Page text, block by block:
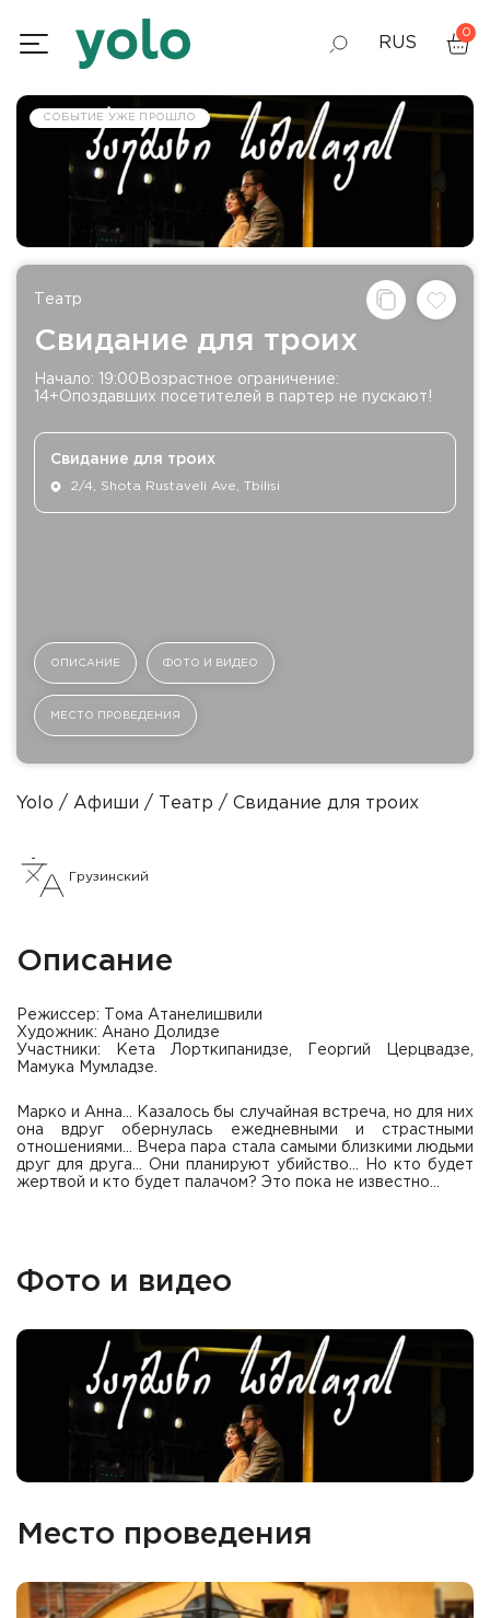
RUS
0
СОБЫТИЕ УЖЕ ПРОШЛО
Театр
Cвидание для троих
Начало: 19:00Возрастное ограничение:
14+Опоздавших посетителей в партер не пускают!
Cвидание для троих
2/4, Shota Rustaveli Ave, Tbilisi
ОПИСАНИЕ ФОТО И ВИДЕО
МЕСТО ПРОВЕДЕНИЯ
Yolo Афиши Театр Cвидание для троих
Грузинский
Описание
Режиссер: Тома Атанелишвили
Художник: Анано Долидзе
Участники: Кета Лорткипанидзе, Георгий Церцвадзе,
Мамука Мумладзе.
Марко и Анна... Казалось бы случайная встреча, но для них
она вдруг обернулась ежедневными и страстными
отношениями... Вчера пара стала самыми близкими людьми
друг для друга... Они планируют убийство... Но кто будет
жертвой и кто будет палачом? Это пока не известно...
Фото и видео
Место проведения